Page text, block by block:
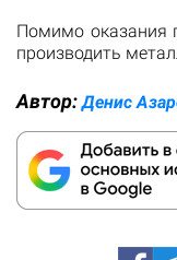
Помимо оказания
производить
Автор:Денис